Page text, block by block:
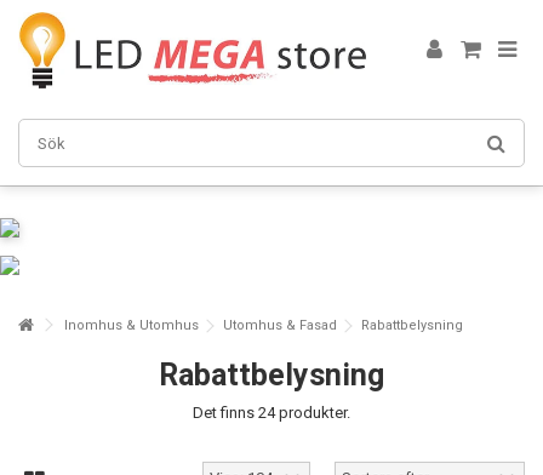
Inomhus & Utomhus Utomhus & Fasad Rabattbelysning
Rabattbelysning
Det finns 24 produkter.